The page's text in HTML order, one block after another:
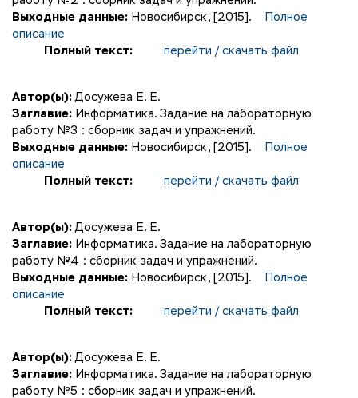
Выходные данные: Новосибирск, [2015].
Полное
описание
Полный текст:
перейти / скачать файл
Автор(ы): Досужева Е. Е.
Заглавие: Информатика. Задание на лабораторную
работу №3 : сборник задач и упражнений.
Выходные данные: Новосибирск, [2015].
Полное
описание
Полный текст:
перейти / скачать файл
Автор(ы): Досужева Е. Е.
Заглавие: Информатика. Задание на лабораторную
работу №4 : сборник задач и упражнений.
Выходные данные: Новосибирск, [2015].
Полное
описание
Полный текст:
перейти / скачать файл
Автор(ы): Досужева Е. Е.
Заглавие: Информатика. Задание на лабораторную
работу №5 : сборник задач и упражнений.